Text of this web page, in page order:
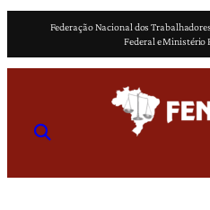
o
Federação Nacional dos
Federal e Ministério